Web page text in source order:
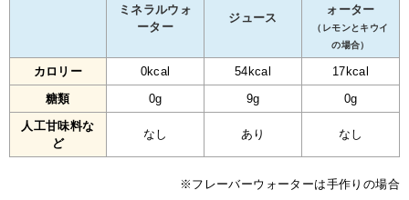
ミネラルウォ
ーター
ジュース
ォーター
（レモンとキウイ
の場合）
カロリー 0kcal 54kcal
17kcal
糖類
0g 9g
0g
人工甘味料な
ど
なし あり なし
※フレーバーウォーターは手作りの場合